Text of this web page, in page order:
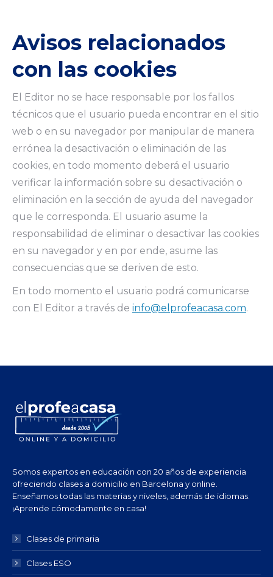
Avisos relacionados
con las cookies
El Editor no se hace responsable por los fallos
técnicos que el usuario pueda encontrar en el sitio
web o en su navegador por manipular de manera
errónea la desactivación o eliminación de las
cookies, en todo momento deberá el usuario
verificar la información sobre su desactivación o
eliminación en la sección de ayuda del navegador
que le corresponda. El usuario asume la
responsabilidad de eliminar o desactivar las cookies
en su navegador y en por ende, asume las
consecuencias que se deriven de esto.
En todo momento el usuario podrá comunicarse
con El Editor a través de info@elprofeacasa.com.
Somos expertos en educación con 20 años de experiencia
ofreciendo clases a domicilio en Barcelona y online.
Enseñamos todas las materias y niveles, además de idiomas.
¡Aprende cómodamente en casa!
Clases de primaria
Clases ESO